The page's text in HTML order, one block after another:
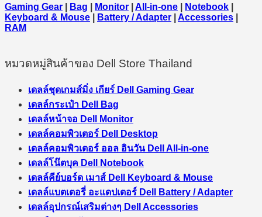
Gaming Gear
Bag Monitor All-in-one Notebook
Keyboard & Mouse
Battery / Adapter Accessories
RAM
หมวดหมู่สินค้าของ Dell Store Thailand
เดลล์ชุดเกมส์มิ่ง เกียร์ Dell Gaming Gear
เดลล์กระเป๋า Dell Bag
เดลล์หน้าจอ Dell Monitor
เดลล์คอมพิวเตอร์ Dell Desktop
เดลล์คอมพิวเตอร์ ออล อินวัน Dell All-in-one
เดลล์โน๊ตบุค Dell Notebook
เดลล์คีย์บอร์ด เมาส์ Dell Keyboard & Mouse
เดลล์แบตเตอรี่ อะแดปเตอร์ Dell Battery / Adapter
เดลล์อุปกรณ์เสริมต่างๆ Dell Accessories